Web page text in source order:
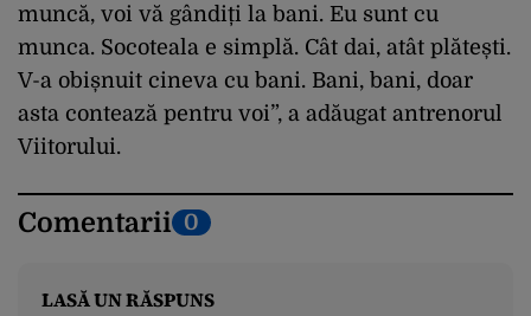
muncă, voi vă gândiți la bani. Eu sunt cu
munca. Socoteala e simplă. Cât dai, atât plătești.
V-a obișnuit cineva cu bani. Bani, bani, doar
asta contează pentru voi”, a adăugat antrenorul
Viitorului.
Comentarii 0
LASĂ UN RĂSPUNS